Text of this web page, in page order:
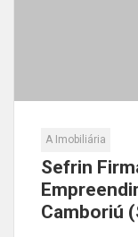
A Imobiliária
Sefrin
Camboriú